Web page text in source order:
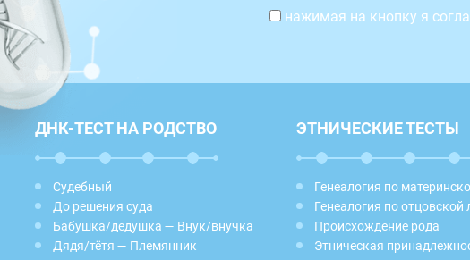
нажимая на кнопку я
ДНК-ТЕСТ НА РОДСТВО
Судебный
До решения суда
Бабушка/дедушка — Внук/внучка
Дядя/тётя — Племянник
ЭТНИЧЕСКИЕ ТЕСТЫ
Генеалогия по
Генеалогия по отцовской
Происхождение рода
Этническая